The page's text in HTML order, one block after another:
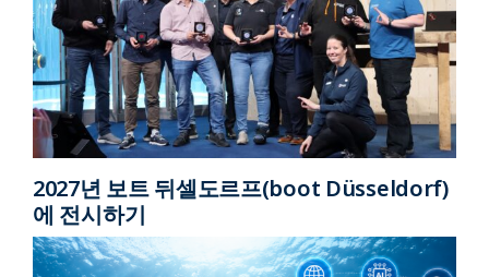
2027년 보트 뒤셀도르프(boot Düsseldorf)
에 전시하기